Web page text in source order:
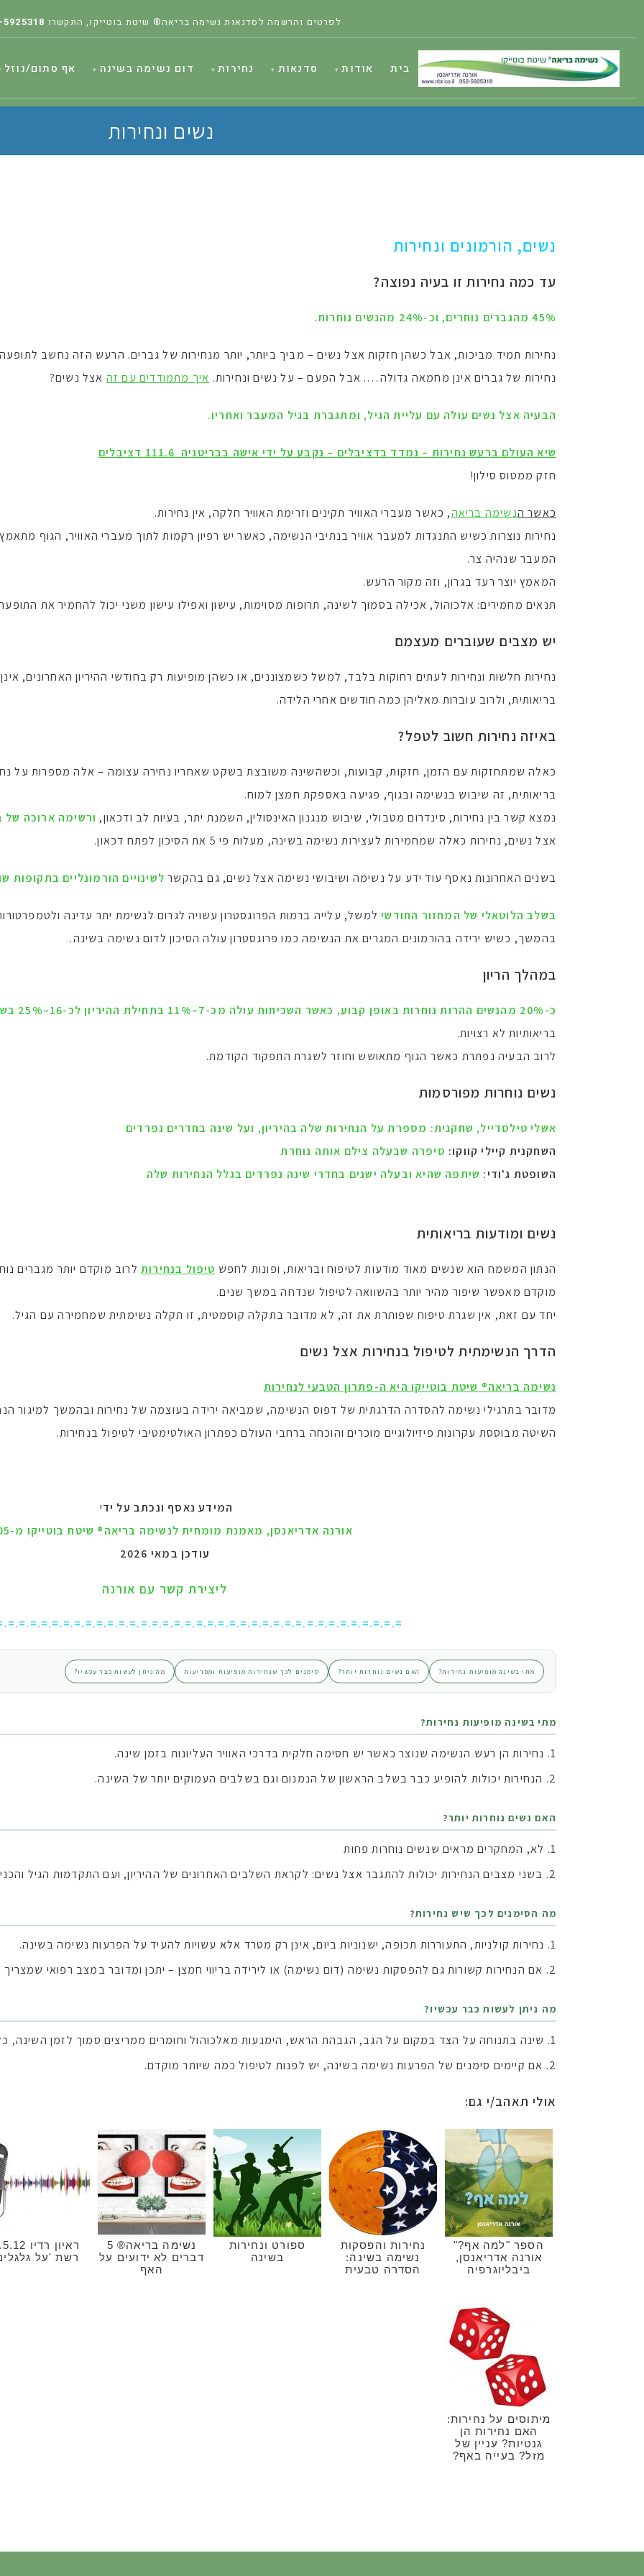
לפרטים והרשמה לסדנאות נשימה בריאה® שיטת בוטייקו, התקשרו
בית אודות סדנאות נחירות דום נשימה בשינה אף סתום/נוזל
נשים ונחירות
נשים, הורמונים ונחירות
עד כמה נחירות זו בעיה נפוצה?
45% מהגברים נוחרים, וכ-24% מהנשים נוחרות.
נחירות תמיד מביכות, אבל כשהן חזקות אצל נשים – מביך ביותר, יותר מנחירות של גברים. הרעש הזה נחשב
נחירות של גברים אינן מחמאה גדולה…. אבל הפעם – על נשים ונחירות. איך מתמודדים עם זה אצל נשים?
הבעיה אצל נשים עולה עם עליית הגיל, ומתגברת בגיל המעבר ואחריו.
שיא העולם ברעש נחירות – נמדד בדציבלים – נקבע על ידי אישה בבריטניה 111.6 דציבלים
חזק ממטוס סילון!
כאשר הנשימה בריאה, כאשר מעברי האוויר תקינים וזרימת האוויר חלקה, אין נחירות.
נחירות נוצרות כשיש התנגדות למעבר אוויר בנתיבי הנשימה, כאשר יש רפיון רקמות לתוך מעברי האוויר, הגוף
המעבר שנהיה צר.
המאמץ יוצר רעד בגרון, וזה מקור הרעש.
תנאים מחמירים: אלכוהול, אכילה בסמוך לשינה, תרופות מסוימות, עישון ואפילו עישון משני יכול להחמיר את
יש מצבים שעוברים מעצמם
נחירות חלשות ונחירות לעתים רחוקות בלבד, למשל כשמצוננים, או כשהן מופיעות רק בחודשי ההיריון האחרונים,
בריאותית, ולרוב עוברות מאליהן כמה חודשים אחרי הלידה.
באיזה נחירות חשוב לטפל?
כאלה שמתחזקות עם הזמן, חזקות, קבועות, וכשהשינה משובצת בשקט שאחריו נחירה עצומה – אלה מספרות על
בריאותית, זה שיבוש בנשימה ובגוף, פגיעה באספקת חמצן למוח.
נמצא קשר בין נחירות, סינדרום מטבולי, שיבוש מנגנון האינסולין, השמנת יתר, בעיות לב ודכאון, ורשימה ארוכה של
אצל נשים, נחירות כאלה שמחמירות לעצירות נשימה בשינה, מעלות פי 5 את הסיכון לפתח דכאון.
בשנים האחרונות נאסף עוד ידע על נשימה ושיבושי נשימה אצל נשים, גם בהקשר לשינויים הורמונליים בתקופות
בשלב הלוטאלי של המחזור החודשילמשל, עלייה ברמות הפרוגסטרון עשויה לגרום לנשימת יתר עדינה
בהמשך, כשיש ירידה בהורמונים המגרים את הנשימה כמו פרוגסטרון עולה הסיכון לדום נשימה בשינה.
במהלך הריון
כ-20% מהנשים ההרות נוחרות באופן קבוע, כאשר השכיחות עולה מכ-7–11% בתחילת ההיריון לכ-16–25% בשליש השלישי
בריאותיות לא רצויות.
לרוב הבעיה נפתרת כאשר הגוף מתאושש וחוזר לשגרת התפקוד הקודמת.
נשים נוחרות מפורסמות
אשלי טילסדייל, שחקנית: מספרת על הנחירות שלה בהיריון, ועל שינה בחדרים נפרדים
השחקנית קיילי קווקו: סיפרה שבעלה צילם אותה נוחרת
השופטת ג'ודי: שיתפה שהיא ובעלה ישנים בחדרי שינה נפרדים בגלל הנחירות שלה
נשים ומודעות בריאותית
הנתון המשמח הוא שנשים מאוד מודעות לטיפוח ובריאות, ופונות לחפש טיפול בנחירות לרוב מוקדם יותר מגברים
מוקדם מאפשר שיפור מהיר יותר בהשוואה לטיפול שנדחה במשך שנים.
יחד עם זאת, אין שגרת טיפוח שפותרת את זה, לא מדובר בתקלה קוסמטית, זו תקלה נשימתית שמחמירה עם הגיל.
הדרך הנשימתית לטיפול בנחירות אצל נשים
נשימה בריאה® שיטת בוטייקו היא ה-פתרון הטבעי לנחירות
מדובר בתרגילי נשימה להסדרה הדרגתית של דפוס הנשימה, שמביאה ירידה בעוצמה של נחירות ובהמשך למיגור
השיטה מבוססת עקרונות פיזיולוגיים מוכרים והוכחה ברחבי העולם כפתרון האולטימטיבי לטיפול בנחירות.
המידע נאסף ונכתב על ידי
אורנה אדריאנסן, מאמנת מומחית לנשימה בריאה® שיטת בוטייקו מ-2005
עודכן במאי 2026
ליצירת קשר עם אורנה
מתי בשינה מופיעות נחירות? האם נשים נוחרות יותר? סימנים לכך שנחירות מופיעות ומפריעות מה ניתן לעשות כבר עכשיו?
מתי בשינה מופיעות נחירות?
נחירות הן רעש הנשימה שנוצר כאשר יש חסימה חלקית בדרכי האוויר העליונות בזמן שינה.
הנחירות יכולות להופיע כבר בשלב הראשון של הנמנום וגם בשלבים העמוקים יותר של השינה.
האם נשים נוחרות יותר?
לא, המחקרים מראים שנשים נוחרות פחות
בשני מצבים הנחירות יכולות להתגבר אצל נשים: לקראת השלבים האחרונים של ההיריון, ועם התקדמות הגיל
מה הסימנים לכך שיש נחירות?
נחירות קולניות, התעוררות תכופה, ישנוניות ביום, אינן רק מטרד אלא עשויות להעיד על הפרעות נשימה בשינה.
אם הנחירות קשורות גם להפסקות נשימה (דום נשימה) או לירידה בריווי חמצן – יתכן ומדובר במצב רפואי
מה ניתן לעשות כבר עכשיו?
שינה בתנוחה על הצד במקום על הגב, הגבהת הראש, הימנעות מאלכוהול וחומרים ממריצים סמוך לזמן השינה,
אם קיימים סימנים של הפרעות נשימה בשינה, יש לפנות לטיפול כמה שיותר מוקדם.
אולי תאהב/י גם:
הספר "למה אף?"
אורנה אדריאנסן,
ביבליוגרפיה
נחירות והפסקות
נשימה בשינה:
הסדרה טבעית
ספורט ונחירות
בשינה
נשימה בריאה® 5
דברים לא ידועים על
האף
ראיון רדיו
רשת 'על
מיתוסים על נחירות:
האם נחירות הן
גנטיות? עניין של
מזל? בעייה באף?